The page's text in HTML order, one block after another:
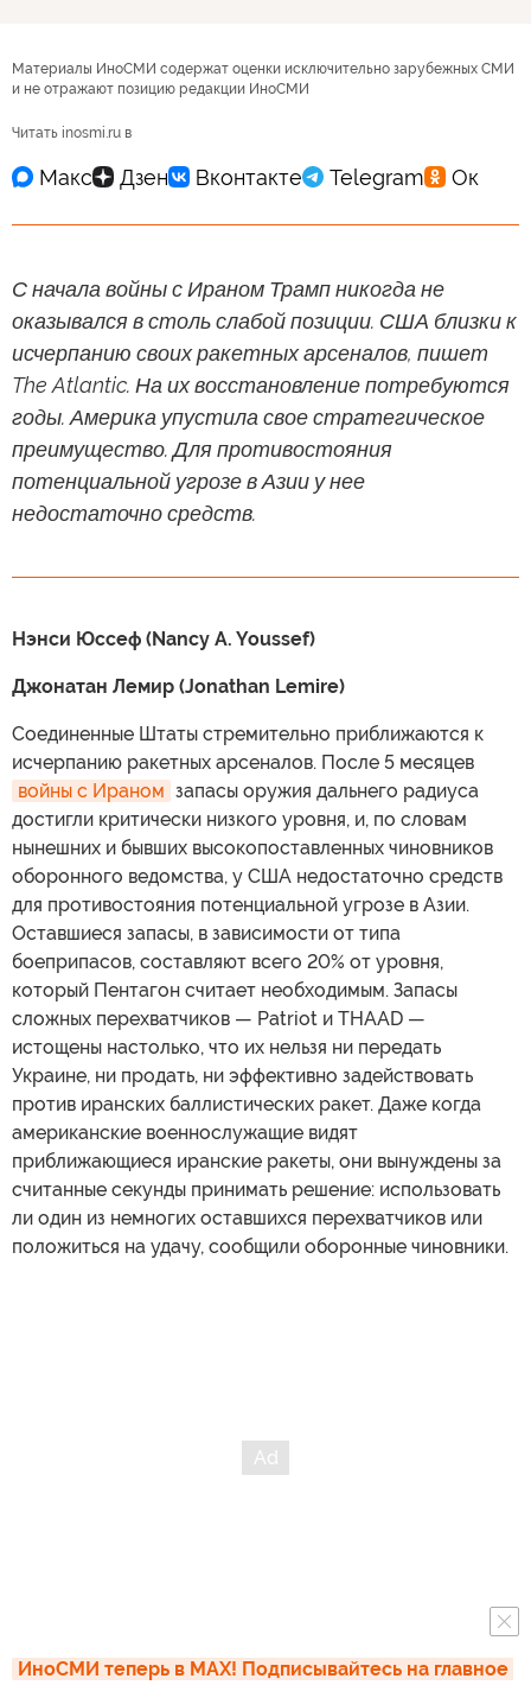
Материалы ИноСМИ содержат оценки исключительно зарубежных СМИ
и не отражают позицию редакции ИноСМИ
Читать inosmi.ru в
С начала войны с Ираном Трамп никогда не
оказывался в столь слабой позиции. США близки к
исчерпанию своих ракетных арсеналов, пишет
The Atlantic. На их восстановление потребуются
годы. Америка упустила свое стратегическое
преимущество. Для противостояния
потенциальной угрозе в Азии у нее
недостаточно средств.
Нэнси Юссеф (Nancy A. Youssef)
Джонатан Лемир (Jonathan Lemire)
Соединенные Штаты стремительно приближаются к
исчерпанию ракетных арсеналов. После 5 месяцев
войны с Ираном запасы оружия дальнего радиуса
достигли критически низкого уровня, и, по словам
нынешних и бывших высокопоставленных чиновников
оборонного ведомства, у США недостаточно средств
для противостояния потенциальной угрозе в Азии.
Оставшиеся запасы, в зависимости от типа
боеприпасов, составляют всего 20% от уровня,
который Пентагон считает необходимым. Запасы
сложных перехватчиков — Patriot и THAAD —
истощены настолько, что их нельзя ни передать
Украине, ни продать, ни эффективно задействовать
против иранских баллистических ракет. Даже когда
американские военнослужащие видят
приближающиеся иранские ракеты, они вынуждены за
считанные секунды принимать решение: использовать
ли один из немногих оставшихся перехватчиков или
положиться на удачу, сообщили оборонные чиновники.
ИноСМИ теперь в MAX! Подписывайтесь на главное